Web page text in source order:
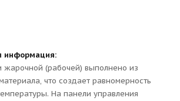
информация:
жарочной (рабочей) выполнено из
что создает равномерность
На панели управления